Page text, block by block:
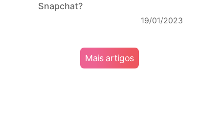
Snapchat?
19/01/2023
Mais artigos